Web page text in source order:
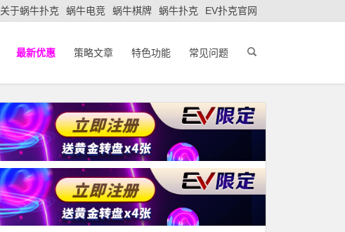
关于蜗牛扑克 蜗牛电竞 蜗牛棋牌 蜗牛扑克 EV扑克官网
最新优惠 策略文章 特色功能 常见问题